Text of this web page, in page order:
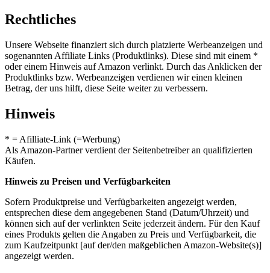
Rechtliches
Unsere Webseite finanziert sich durch platzierte Werbeanzeigen und
sogenannten Affiliate Links (Produktlinks). Diese sind mit einem *
oder einem Hinweis auf Amazon verlinkt. Durch das Anklicken der
Produktlinks bzw. Werbeanzeigen verdienen wir einen kleinen
Betrag, der uns hilft, diese Seite weiter zu verbessern.
Hinweis
* = Afilliate-Link (=Werbung)
Als Amazon-Partner verdient der Seitenbetreiber an qualifizierten
Käufen.
Hinweis zu Preisen und Verfügbarkeiten
Sofern Produktpreise und Verfügbarkeiten angezeigt werden,
entsprechen diese dem angegebenen Stand (Datum/Uhrzeit) und
können sich auf der verlinkten Seite jederzeit ändern. Für den Kauf
eines Produkts gelten die Angaben zu Preis und Verfügbarkeit, die
zum Kaufzeitpunkt [auf der/den maßgeblichen Amazon-Website(s)]
angezeigt werden.